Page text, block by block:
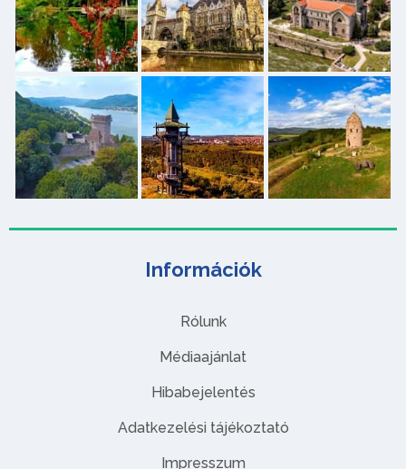
Információk
Rólunk
Médiaajánlat
Hibabejelentés
Adatkezelési tájékoztató
Impresszum